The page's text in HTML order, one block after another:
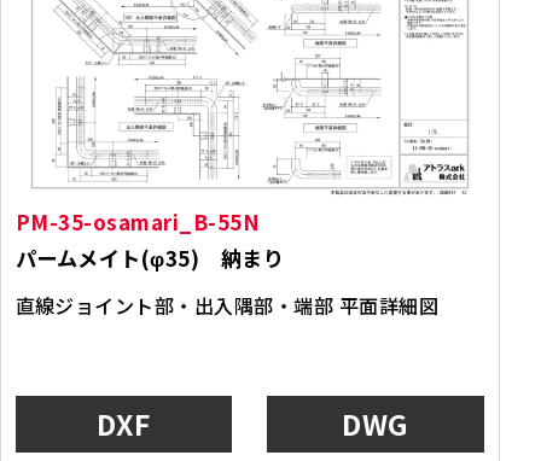
PM-35-osamari_B-55N
パームメイト(φ35) 納まり
直線ジョイント部・出入隅部・端部 平面詳細図
DXF
DWG